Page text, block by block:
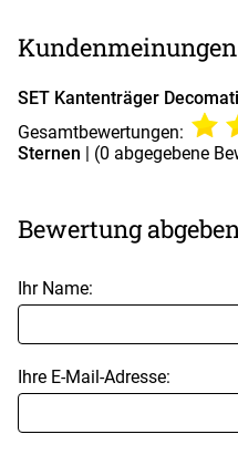
Kundenmeinungen
SET Kantenträger
Gesamtbewertungen:
Sternen | (0 abgegebene
Bewertung
Ihr Name:
Ihre E-Mail-Adresse: